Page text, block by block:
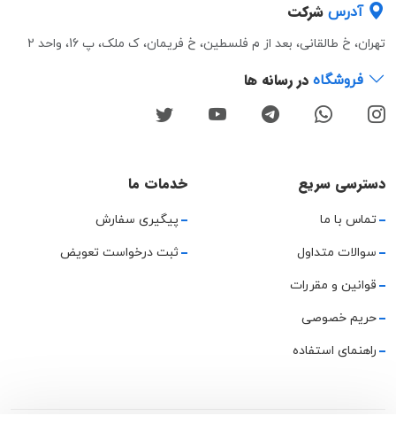
آدرس شرکت
تهران، خ طالقانی، بعد از م فلسطین، خ فریمان، ک ملک، پ 16، واحد 2
فروشگاه در رسانه ها
دسترسی سریع
تماس با ما
سوالات متداول
قوانین و مقررات
حریم خصوصی
راهنمای استفاده
خدمات ما
پیگیری سفارش
ثبت درخواست تعویض